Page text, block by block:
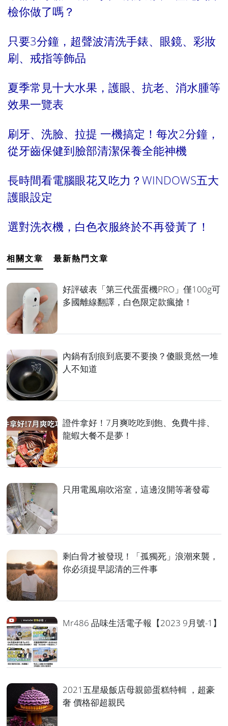
檢你做了嗎？
只要3分鐘，超聲波清洗手錶、眼鏡、彩妝
刷、戒指等飾品
夏季常見十大水果，護眼、抗老、消水腫等
效果一覽表
刷牙、洗臉、拉提 一機搞定！每次2分鐘，
從牙齒保健到臉部清潔保養全能神機
長時間看電腦眼花又吃力？WINDOWS五大
護眼設定
選對洗衣機，白色衣服終於不再發黃了！
相關文章 最新熱門文章
好評破表「第三代蛋蛋機PRO」僅100g可
多國離線翻譯，白色限定款瘋搶！
內鍋有刮痕到底要不要換？傻眼竟然一堆
人不知道
證件拿好！7月爽吃吃到飽、免費牛排、
龍蝦大餐不是夢！
只用電風扇吹浴室，這邊沒開等著發霉
剩白骨才被發現！「孤獨死」浪潮來襲，
你必須提早認清的三件事
Mr486 品味生活電子報【2023 9月號-1】
2021五星級飯店母親節蛋糕特輯 ，超豪
奢 價格卻超親民